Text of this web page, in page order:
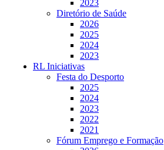
2023
Diretório de Saúde
2026
2025
2024
2023
RL Iniciativas
Festa do Desporto
2025
2024
2023
2022
2021
Fórum Emprego e Formação